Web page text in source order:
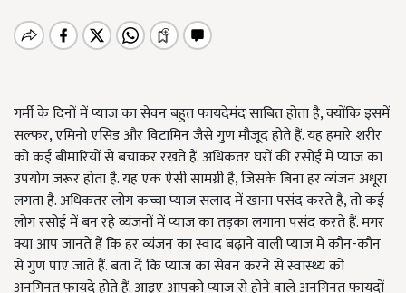
गर्मी के दिनों में प्याज का सेवन बहुत फायदेमंद साबित होता है, क्योंकि इसमें
सल्फर, एमिनो एसिड और विटामिन जैसे गुण मौजूद होते हैं. यह हमारे शरीर
को कई बीमारियों से बचाकर रखते हैं. अधिकतर घरों की रसोई में प्याज का
उपयोग ज़रूर होता है. यह एक ऐसी सामग्री है, जिसके बिना हर व्यंजन अधूरा
लगता है. अधिकतर लोग कच्चा प्याज सलाद में खाना पसंद करते हैं, तो कई
लोग रसोई में बन रहे व्यंजनों में प्याज का तड़का लगाना पसंद करते हैं. मगर
क्या आप जानते हैं कि हर व्यंजन का स्वाद बढ़ाने वाली प्याज में कौन-कौन
से गुण पाए जाते हैं. बता दें कि प्याज का सेवन करने से स्वास्थ्य को
अनगिनत फायदे होते हैं. आइए आपको प्याज से होने वाले अनगिनत फायदों